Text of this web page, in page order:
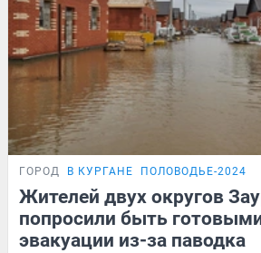
ГОРОД В КУРГАНЕ ПОЛОВОДЬЕ-2024
Жителей двух округов
попросили быть
эвакуации из-за паводка